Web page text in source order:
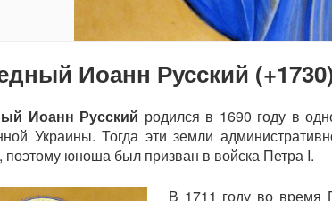
Иоанн Русский
Иоанн Русский родился в 1690 году в
Украины. Тогда эти земли
юноша был призван в войска Петра I.
В 1711 году во время